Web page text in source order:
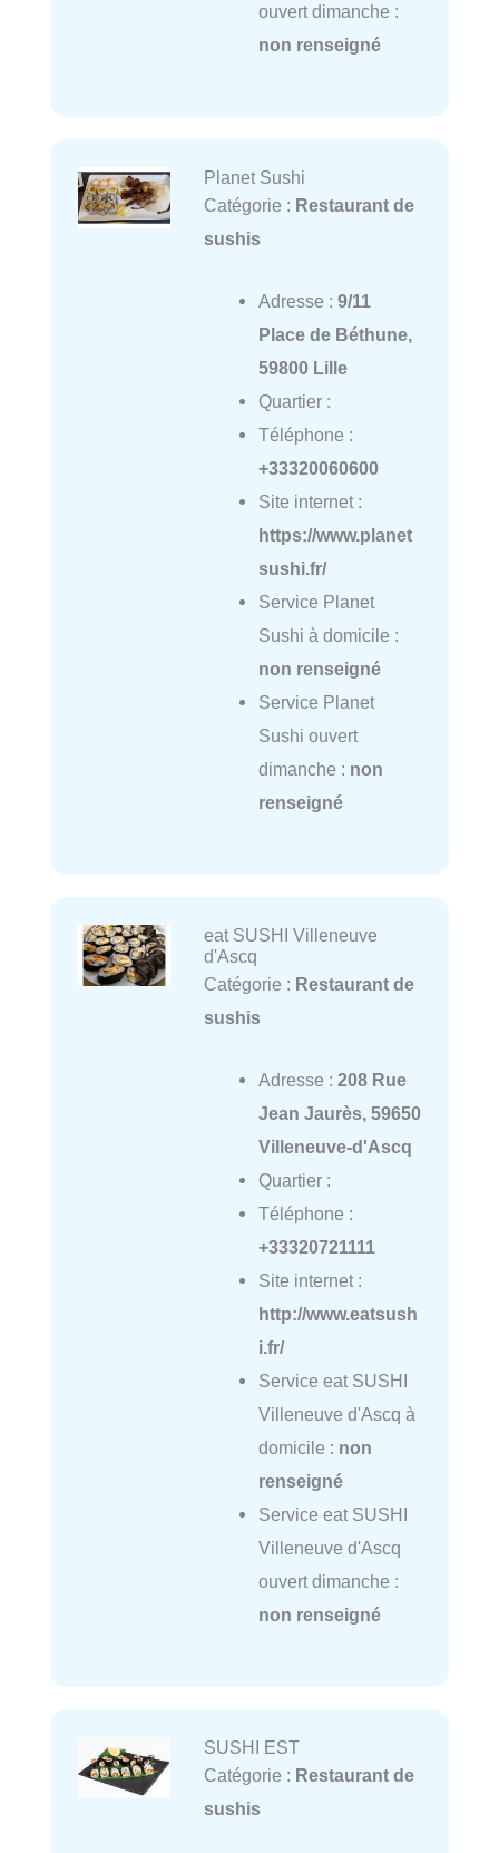
ouvert dimanche :
non renseigné
Planet Sushi
Catégorie : Restaurant de
sushis
Adresse : 9/11
Place de Béthune,
59800 Lille
Quartier :
Téléphone :
+33320060600
Site internet :
https://www.planet
sushi.fr/
Service Planet
Sushi à domicile :
non renseigné
Service Planet
Sushi ouvert
dimanche : non
renseigné
eat SUSHI Villeneuve
d'Ascq
Catégorie : Restaurant de
sushis
Adresse : 208 Rue
Jean Jaurès, 59650
Villeneuve-d'Ascq
Quartier :
Téléphone :
+33320721111
Site internet :
http://www.eatsush
i.fr/
Service eat SUSHI
Villeneuve d'Ascq à
domicile : non
renseigné
Service eat SUSHI
Villeneuve d'Ascq
ouvert dimanche :
non renseigné
SUSHI EST
Catégorie : Restaurant de
sushis